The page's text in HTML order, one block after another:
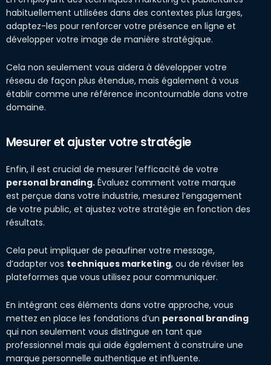
habituellement utilisées dans des contextes plus larges,
adaptez-les pour renforcer votre présence en ligne et
développer votre image de manière stratégique.
Cela non seulement vous aidera à développer votre
réseau de façon plus étendue, mais également à vous
établir comme une référence incontournable dans votre
domaine.
Mesurer et ajuster votre stratégie
Enfin, il est crucial de mesurer l’efficacité de votre
personal branding. Évaluez comment votre marque
est perçue dans votre industrie, mesurez l’engagement
de votre public, et ajustez votre stratégie en fonction des
résultats.
Cela peut impliquer de peaufiner votre message,
d’adapter vos techniques marketing, ou de réviser les
plateformes que vous utilisez pour communiquer.
En intégrant ces éléments dans votre approche, vous
mettez en place les fondations d’un personal branding
qui non seulement vous distingue en tant que
professionnel mais qui aide également à construire une
marque personnelle authentique et influente.